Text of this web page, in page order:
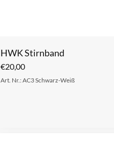
HWK Stirnband
€20,00
Art. Nr.: AC3 Schwarz-Weiß